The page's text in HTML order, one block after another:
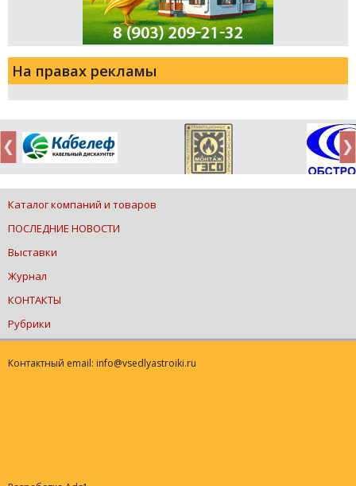
На правах рекламы
Каталог компаний и товаров
ПОСЛЕДНИЕ НОВОСТИ
Выставки
Журнал
КОНТАКТЫ
Рубрики
Контактный email: info@vsedlyastroiki.ru